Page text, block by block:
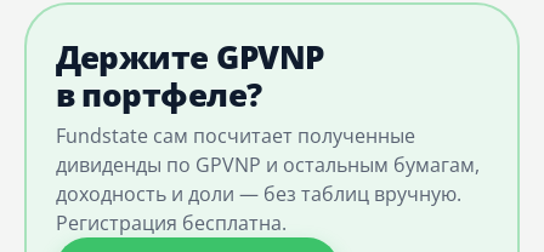
Держите GPVNP
в портфеле?
Fundstate сам посчитает полученные
дивиденды по GPVNP и остальным бумагам,
доходность и доли — без таблиц вручную.
Регистрация бесплатна.